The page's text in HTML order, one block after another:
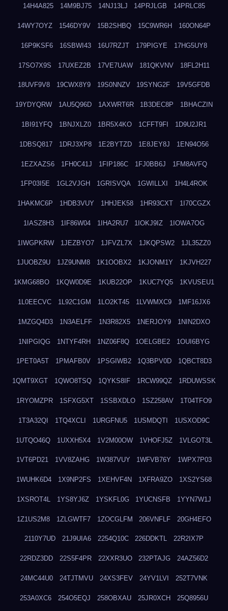
14H4A825 14M9BJ75 14NJ13LJ 14PRJLGB 14PRLC85
14WY7OYZ 1546DY9V 15B2SHBQ 15C9WR6H 160ON64P
16P9KSF6 16SBWI43 16U7RZJT 179PIGYE 17HG5UY8
17SO7X9S 17UXEZ2B 17VE7UAW 181QKVNV 18FL2H11
18UVF9V8 19CWX8Y9 19S0NNZV 19SYNG2F 19V5GFDB
19YDYQRW 1AU5Q96D 1AXWRT6R 1B3DEC8P 1BHACZIN
1BI91YFQ 1BNJXLZ0 1BR5X4KO 1CFFT9FI 1D9U2JR1
1DBSQ817 1DRJ3XP8 1E2BYTZD 1E8JEY8J 1EN94O56
1EZXAZS6 1FH0C41J 1FIP186C 1FJ0BB6J 1FM8AVFQ
1FP03I5E 1GL2VJGH 1GRISVQA 1GWILLXI 1H4L4ROK
1HAKMC6P 1HDB3VUY 1HHJEK58 1HR93CXT 1I70CGZX
1IASZ8H3 1IF86W04 1IHA2RU7 1IOKJ9IZ 1IOWA7OG
1IWGPKRW 1JEZBYO7 1JFVZL7X 1JKQPSW2 1JL35ZZ0
1JUOBZ9U 1JZ9UNM8 1K1OOBX2 1KJONM1Y 1KJVH227
1KMG68BO 1KQW0D9E 1KUB22OP 1KUC7YQ5 1KVUSEU1
1L0EECVC 1L92C1GM 1LO2KT45 1LVWMXC9 1MF16JX6
1MZGQ4D3 1N3AELFF 1N3R82X5 1NERJOY9 1NIN2DXO
1NIPGIQG 1NTYF4RH 1NZ06F8Q 1OELGBE2 1OUI6BYG
1PET0A5T 1PMAFB0V 1PSGIWB2 1Q3BPV0D 1QBCT8D3
1QMT9XGT 1QWO8TSQ 1QYKS8IF 1RCW99QZ 1RDUWSSK
1RYOMZPR 1SFXG5XT 1SSBXDLO 1SZ258AV 1T04TFO9
1T3A32QI 1TQ4XCLI 1URGFNU5 1USMDQTI 1USXOD9C
1UTQO46Q 1UXXH5X4 1V2M00OW 1VHOFJ5Z 1VLGOT3L
1VT6PD21 1VV8ZAHG 1W387VUY 1WFVB76Y 1WPX7P03
1WUHK6D4 1X9NP2FS 1XEHVF4N 1XFRA9ZO 1XS2YS68
1XSROT4L 1YS8YJ6Z 1YSKFL0G 1YUCNSFB 1YYN7W1J
1Z1US2M8 1ZLGWTF7 1ZOCGLFM 206VNFLF 20GH4EFO
2110Y7UD 21J9UIA6 2254Q10C 226DDKTL 22R2IX7P
22RDZ3DD 22S5F4PR 22XXR3UO 232PTAJG 24AZ56D2
24MC44U0 24TJTMVU 24XS3FEV 24YV1LVI 252T7VNK
253A0XC6 254O5EQJ 258OBXAU 25JR0XCH 25Q8956U